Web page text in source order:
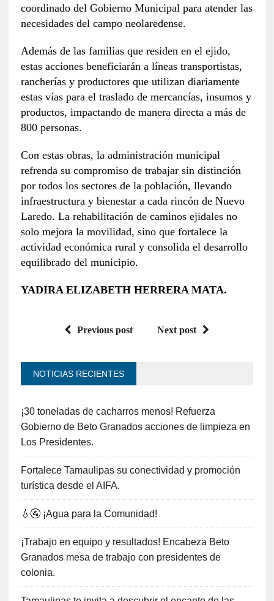
coordinado del Gobierno Municipal para atender las
necesidades del campo neolaredense.
Además de las familias que residen en el ejido,
estas acciones beneficiarán a líneas transportistas,
rancherías y productores que utilizan diariamente
estas vías para el traslado de mercancías, insumos y
productos, impactando de manera directa a más de
800 personas.
Con estas obras, la administración municipal
refrenda su compromiso de trabajar sin distinción
por todos los sectores de la población, llevando
infraestructura y bienestar a cada rincón de Nuevo
Laredo. La rehabilitación de caminos ejidales no
solo mejora la movilidad, sino que fortalece la
actividad económica rural y consolida el desarrollo
equilibrado del municipio.
YADIRA ELIZABETH HERRERA MATA.
Previous post Next post
NOTICIAS RECIENTES
¡30 toneladas de cacharros menos! Refuerza
Gobierno de Beto Granados acciones de limpieza en
Los Presidentes.
Fortalece Tamaulipas su conectividad y promoción
turística desde el AIFA.
💧🚰 ¡Agua para la Comunidad!
¡Trabajo en equipo y resultados! Encabeza Beto
Granados mesa de trabajo con presidentes de
colonia.